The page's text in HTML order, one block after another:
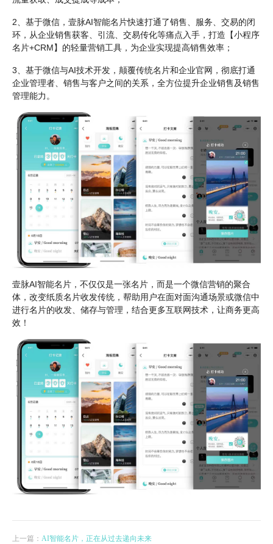
2、基于微信，壹脉AI智能名片快速打通了销售、服务、交易的闭
环，从企业销售获客、引流、交易传化等痛点入手，打造【小程序
名片+CRM】的轻量营销工具，为企业实现提高销售效率；
3、基于微信与AI技术开发，颠覆传统名片和企业官网，彻底打通
企业管理者、销售与客户之间的关系，全方位提升企业销售及销售
管理能力。
壹脉AI智能名片，不仅仅是一张名片，而是一个微信营销的聚合
体，改变纸质名片收发传统，帮助用户在面对面沟通场景或微信中
进行名片的收发、储存与管理，结合更多互联网技术，让商务更高
效！
上一篇： AI智能名片，正在从过去递向未来